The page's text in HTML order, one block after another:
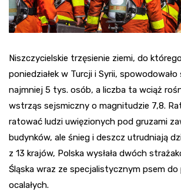
Niszczycielskie trzęsienie ziemi, do
poniedziałek w Turcji i Syrii,
najmniej 5 tys. osób, a liczba ta wciąż
wstrząs sejsmiczny o magnitudzie 7,8.
ratować ludzi uwięzionych pod gruzami
budynków, ale śnieg i deszcz utrudniają
z 13 krajów, Polska wysłała dwóch
Śląska wraz ze specjalistycznym psem do
ocalałych.